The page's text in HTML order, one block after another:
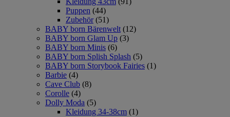
Puppen (44)
Zubehör (51)
BABY born Bärenwelt (12)
BABY born Glam Up (3)
BABY born Minis (6)
BABY born Splish Splash (5)
BABY born Storybook Fairies (1)
Barbie (4)
Cave Club (8)
Corolle (4)
Dolly Moda (5)
Kleidung 34-38cm (1)